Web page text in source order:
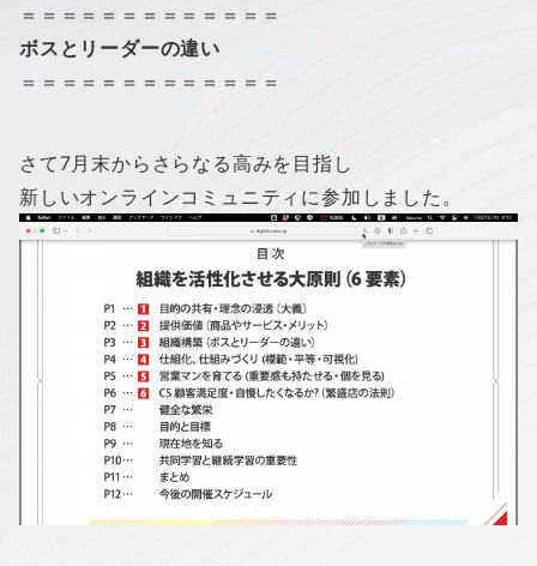
＝＝＝＝＝＝＝＝＝＝＝＝＝
ボスとリーダーの違い
＝＝＝＝＝＝＝＝＝＝＝＝＝
さて7月末からさらなる高みを目指し
新しいオンラインコミュニティに参加しました。